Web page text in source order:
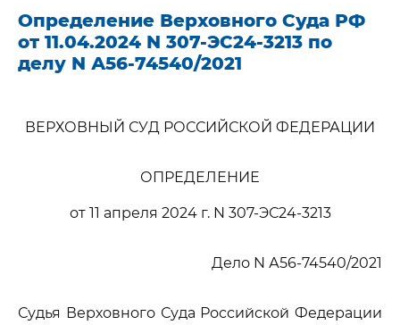
Определение Верховного Суда РФ
от 11.04.2024 N 307-ЭС24-3213 по
делу N А56-74540/2021
ВЕРХОВНЫЙ СУД РОССИЙСКОЙ ФЕДЕРАЦИИ
ОПРЕДЕЛЕНИЕ
от 11 апреля 2024 г. N 307-ЭС24-3213
Дело N А56-74540/2021
Судья Верховного Суда Российской Федерации